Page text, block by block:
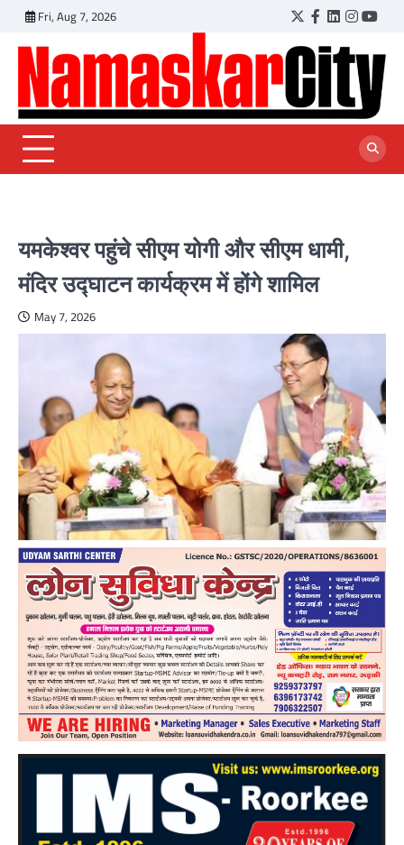
content
Fri, Aug 7, 2026 Twitter
Facebook
LinkedIn
यमकेश्वर पहुंचे सीएम योगी और सीएम धामी,
मंदिर उद्घाटन कार्यक्रम में होंगे शामिल
May 7, 2026